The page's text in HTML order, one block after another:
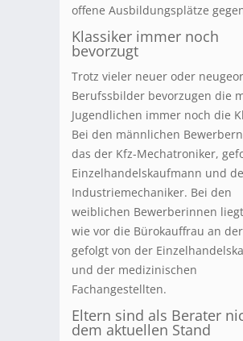
offene Ausbildungsplätze
Klassiker immer noch
bevorzugt
Trotz vieler neuer oder
Berufssbilder bevorzugen die
Jugendlichen immer noch die
Bei den männlichen
das der Kfz-Mechatroniker,
Einzelhandelskaufmann und
Industriemechaniker. Bei den
weiblichen Bewerberinnen
wie vor die Bürokauffrau an
gefolgt von der
und der medizinischen
Fachangestellten.
Eltern sind als Berater
dem aktuellen Stand